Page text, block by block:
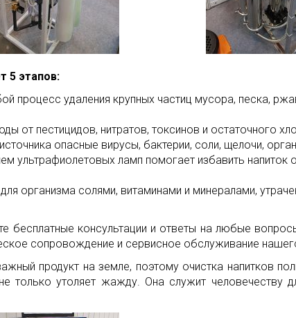
5 этапов:
процесс удаления крупных частиц мусора, песка,
от пестицидов, нитратов, токсинов и остаточного
опасные вирусы, бактерии, соли, щелочи,
ультрафиолетовых ламп помогает избавить напиток
организма солями, витаминами и минералами,
бесплатные консультации и ответы на любые
сопровождение и сервисное обслуживание
продукт на земле, поэтому очистка напитков
только утоляет жажду. Она служит человечеству